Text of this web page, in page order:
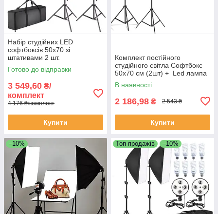
Набір студійних LED
софтбоксів 50х70 зі
штативами 2 шт.
Готово до відправки
3 549,60 ₴/
комплект
4 176 ₴/комплект
Купити
Комплект постійного
студійного світла Софтбокс
50х70 см (2шт) + Led лампа
50W (2шт) + штатив 210
см(2шт)
В наявності
2 186,98 ₴ 2 543 ₴
Купити
–10% Топ продажів –10%